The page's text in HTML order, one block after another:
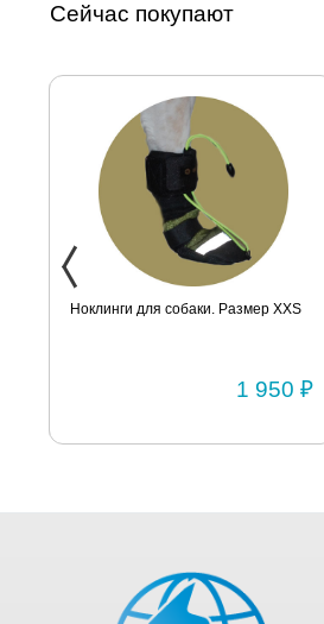
Сейчас покупают
Ноклинги для собаки. Размер XXS
1 950 ₽